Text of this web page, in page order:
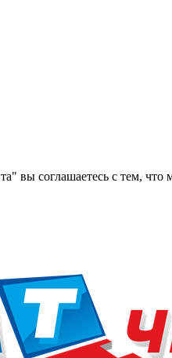
вы соглашаетесь с тем,